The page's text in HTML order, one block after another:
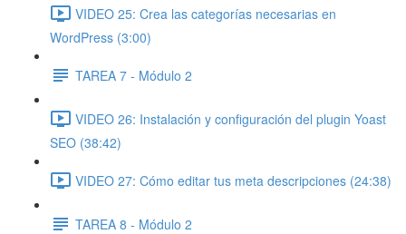
VIDEO 25: Crea las categorías necesarias en
WordPress (3:00)
TAREA 7 - Módulo 2
VIDEO 26: Instalación y configuración del plugin Yoast
SEO (38:42)
VIDEO 27: Cómo editar tus meta descripciones (24:38)
TAREA 8 - Módulo 2